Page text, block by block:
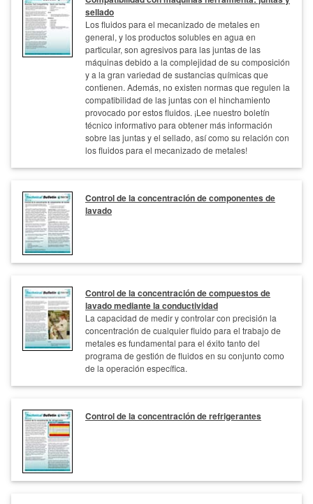
sellado
Los fluidos para el mecanizado de metales en
general, y los productos solubles en agua en
particular, son agresivos para las juntas de las
máquinas debido a la complejidad de su composición
y a la gran variedad de sustancias químicas que
contienen. Además, no existen normas que regulen la
compatibilidad de las juntas con el hinchamiento
provocado por estos fluidos. ¡Lee nuestro boletín
técnico informativo para obtener más información
sobre las juntas y el sellado, así como su relación con
los fluidos para el mecanizado de metales!
Control de la concentración de componentes de
lavado
Control de la concentración de compuestos de
lavado mediante la conductividad
La capacidad de medir y controlar con precisión la
concentración de cualquier fluido para el trabajo de
metales es fundamental para el éxito tanto del
programa de gestión de fluidos en su conjunto como
de la operación específica.
Control de la concentración de refrigerantes